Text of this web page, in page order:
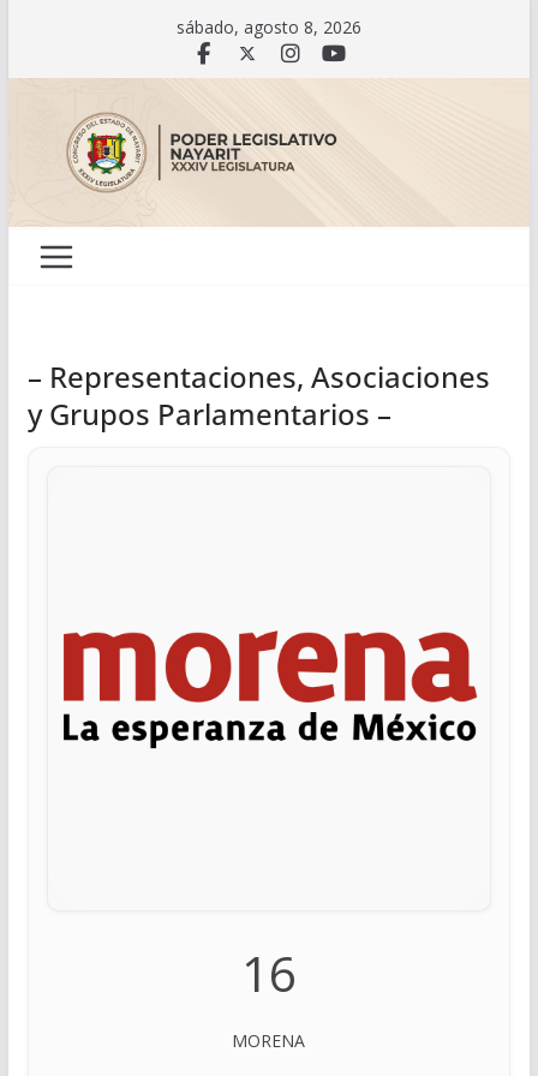
contenido
sábado, agosto 8, 2026
– Representaciones, Asociaciones
y Grupos Parlamentarios –
16
MORENA